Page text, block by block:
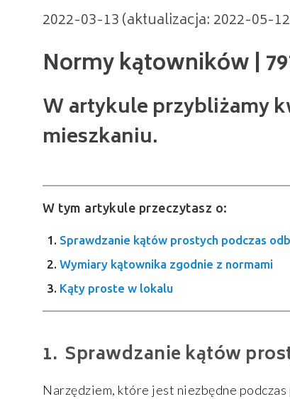
2022-03-13 (aktualizacja: 2022-05-
Normy kątowników | 797
W artykule przybliżamy
mieszkaniu.
W tym artykule przeczytasz o:
Sprawdzanie kątów prostych podczas
Wymiary kątownika zgodnie z normami
Kąty proste w lokalu
Sprawdzanie kątów
Narzędziem, które jest niezbędne